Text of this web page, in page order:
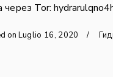
Tor:
on Luglio 16, 2020